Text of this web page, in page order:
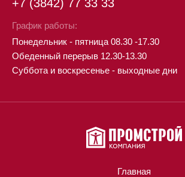
+7 (3842) 77 33 33
График работы:
Понедельник - пятница 08.30 -17.30
Обеденный перерыв 12.30-13.30
Суббота и воскресенье - выходные дни
Главная